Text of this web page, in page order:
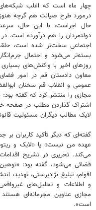
چهار ماه است که اغلب
درمورد طرح صیانت هم گرچه
حال اجراست، با این حال،
دولتمردان را هم درآورده است.
اجتماعی سخت‌تر شده است،
بسته‌تر می‌شود و احتمال
روزهای اخیر با واکنش‌های
عمومی و انقلاب قم سخنان
مجازی را منتشر کرد که گفته
اشتراک گذاردن مطلب در صفحه
لایک مطالب دیگران مسئولیت
گفته‌ای که دیگر تأکید کاربران بر
عهده من نیست» یا «لایک و
می‌کند. تحریری در تشریح
قضائی می‌شود، گفته بود:
اقوام، تبلیغ نژادپرستی، تهدید،
و اطلاعات و تحلیل‌های
مجازی عناوین مجرمانه‌ای
است».